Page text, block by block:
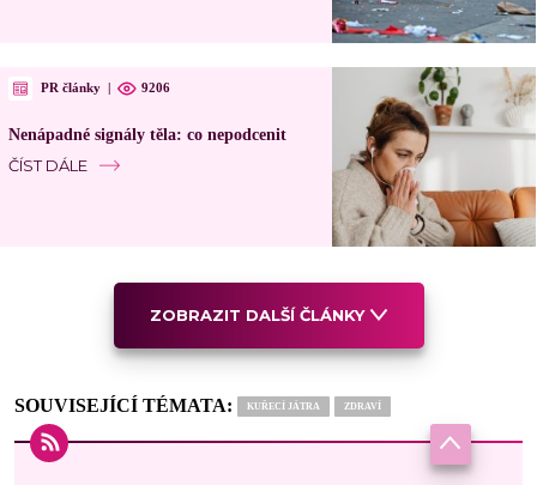
PR články 9206
Nenápadné signály těla: co nepodcenit
ČÍST DÁLE
ZOBRAZIT DALŠÍ ČLÁNKY
SOUVISEJÍCÍ TÉMATA: KUŘECÍ JÁTRA ZDRAVÍ